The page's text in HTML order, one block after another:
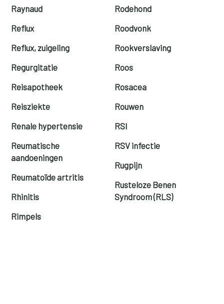
Raynaud
Reflux
Reflux, zuigeling
Regurgitatie
Reisapotheek
Reisziekte
Renale hypertensie
Reumatische
aandoeningen
Reumatoïde artritis
Rhinitis
Rimpels
Rodehond
Roodvonk
Rookverslaving
Roos
Rosacea
Rouwen
RSI
RSV infectie
Rugpijn
Rusteloze Benen
Syndroom (RLS)